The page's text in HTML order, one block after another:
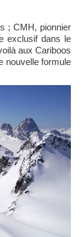
; CMH, pionnier
exclusif dans le
aux Cariboos
nouvelle formule